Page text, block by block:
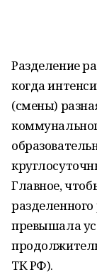
Разделение
когда
(смены)
Главное,
превышала
ТК РФ).